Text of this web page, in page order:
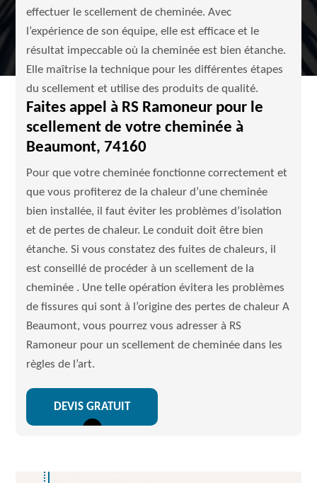
effectuer le scellement de cheminée. Avec
l’expérience de son équipe, elle est efficace et le
résultat impeccable où la cheminée est bien étanche.
Elle maîtrise la technique pour les différentes étapes
du scellement et utilise des produits de qualité.
Faites appel à RS Ramoneur pour le
scellement de votre cheminée à
Beaumont, 74160
Pour que votre cheminée fonctionne correctement et
que vous profiterez de la chaleur d’une cheminée
bien installée, il faut éviter les problèmes d’isolation
et de pertes de chaleur. Le conduit doit être bien
étanche. Si vous constatez des fuites de chaleurs, il
est conseillé de procéder à un scellement de la
cheminée . Une telle opération évitera les problèmes
de fissures qui sont à l’origine des pertes de chaleur A
Beaumont, vous pourrez vous adresser à RS
Ramoneur pour un scellement de cheminée dans les
règles de l’art.
DEVIS GRATUIT